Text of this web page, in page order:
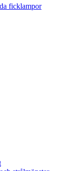
ficklampor